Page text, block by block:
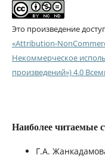
Это произведение
«Attribution-
Некоммерческое
произведений») 4.0
Наиболее читаемые
Г.A.